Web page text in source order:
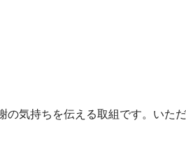
気持ちを伝える取組です。いた